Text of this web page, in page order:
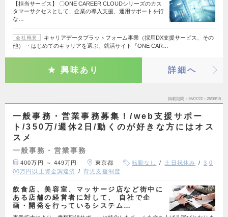
【担当サービス】 〇ONE CAREER CLOUDシリーズのカス
タマーサクセスとして、企業の導入支援、運用サポートを行
な…
会社概要
キャリアデータプラットフォーム事業（採用DX支援サービス、その
他） ・はじめてのキャリアを選ぶ、就活サイト『ONE CAR…
興味あり 詳細へ
掲載期間 26/07/22～26/09/15
一般事務・営業事務募集！/web支援サポー
ト/350万/週休2日/動くのが好きな方にはオス
スメ
一般事務・営業事務
400万円 ～ 449万円 東京都 転勤なし 土日祝休み
3,0
00万円以上資金調達済
育児支援制度
飲食店、美容室、マッサージ店など街中に
ある店舗の経営者に対して、 自社で企
画・開発を行っているシステム…